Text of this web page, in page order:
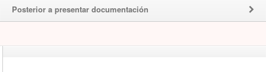
Posterior a presentar documentación